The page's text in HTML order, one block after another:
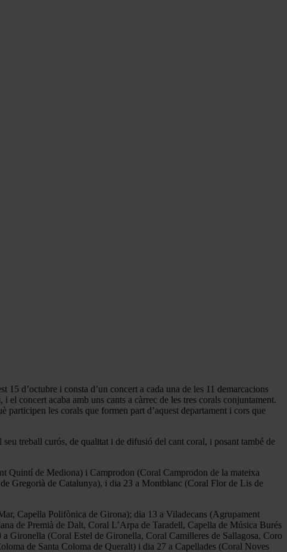
d’octubre i consta d’un concert a cada una de les 11 demarcacions
concert acaba amb uns cants a càrrec de les tres corals conjuntament.
les corals que formen part d’aquest departament i cors que
treball curós, de qualitat i de difusió del cant coral, i posant també de
Quintí de Mediona) i Camprodon (Coral Camprodon de la mateixa
Gregorià de Catalunya), i dia 23 a Montblanc (Coral Flor de Lis de
Capella Polifònica de Girona); dia 13 a Viladecans (Agrupament
de Premià de Dalt, Coral L’Arpa de Taradell, Capella de Música Burés
Gironella (Coral Estel de Gironella, Coral Camilleres de Sallagosa, Coro
de Santa Coloma de Queralt) i dia 27 a Capellades (Coral Noves